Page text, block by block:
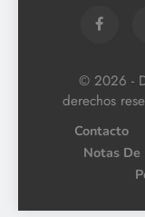
© 2026 -
derechos
Contacto
Notas De